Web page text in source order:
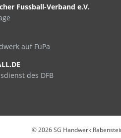
Fussball-Verband e.V.
auf FuPa
des DFB
©2026 SG Handwerk